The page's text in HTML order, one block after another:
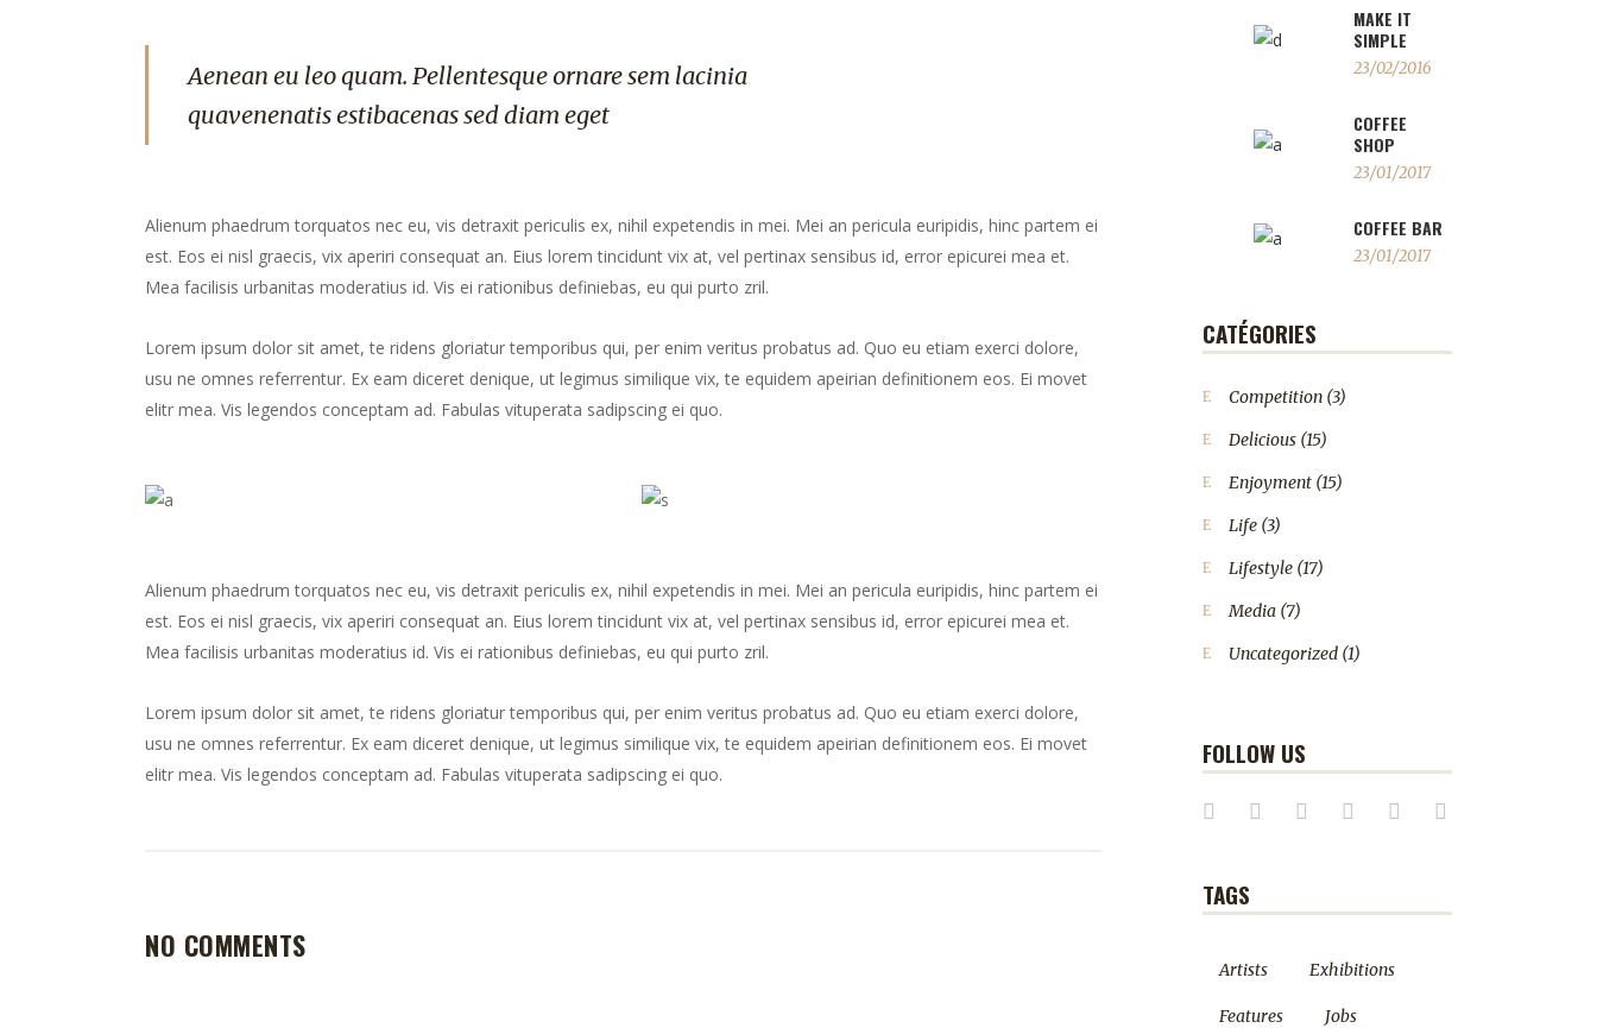
Aenean eu leo quam. Pellentesque ornare sem lacinia
quavenenatis estibacenas sed diam eget
Alienum phaedrum torquatos nec eu, vis detraxit periculis ex, nihil expetendis in mei. Mei an pericula euripidis, hinc partem ei
est. Eos ei nisl graecis, vix aperiri consequat an. Eius lorem tincidunt vix at, vel pertinax sensibus id, error epicurei mea et.
Mea facilisis urbanitas moderatius id. Vis ei rationibus definiebas, eu qui purto zril.
Lorem ipsum dolor sit amet, te ridens gloriatur temporibus qui, per enim veritus probatus ad. Quo eu etiam exerci dolore,
usu ne omnes referrentur. Ex eam diceret denique, ut legimus similique vix, te equidem apeirian definitionem eos. Ei movet
elitr mea. Vis legendos conceptam ad. Fabulas vituperata sadipscing ei quo.
Alienum phaedrum torquatos nec eu, vis detraxit periculis ex, nihil expetendis in mei. Mei an pericula euripidis, hinc partem ei
est. Eos ei nisl graecis, vix aperiri consequat an. Eius lorem tincidunt vix at, vel pertinax sensibus id, error epicurei mea et.
Mea facilisis urbanitas moderatius id. Vis ei rationibus definiebas, eu qui purto zril.
Lorem ipsum dolor sit amet, te ridens gloriatur temporibus qui, per enim veritus probatus ad. Quo eu etiam exerci dolore,
usu ne omnes referrentur. Ex eam diceret denique, ut legimus similique vix, te equidem apeirian definitionem eos. Ei movet
elitr mea. Vis legendos conceptam ad. Fabulas vituperata sadipscing ei quo.
NO COMMENTS
MAKE IT
SIMPLE
23/02/2016
COFFEE
SHOP
23/01/2017
COFFEE BAR
23/01/2017
CATÉGORIES
Competition (3)
Delicious (15)
Enjoyment (15)
Life (3)
Lifestyle (17)
Media (7)
Uncategorized (1)
FOLLOW US
TAGS
Artists Exhibitions
Features Jobs